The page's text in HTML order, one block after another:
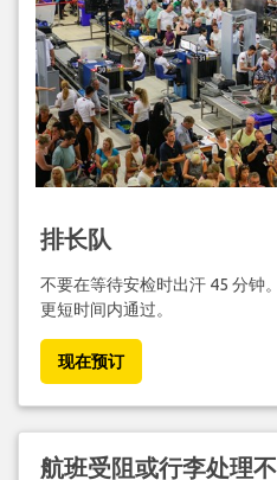
排长队
不要在等待安检时出汗 45 分钟
更短时间内通过。
现在预订
航班受阻或行李处理